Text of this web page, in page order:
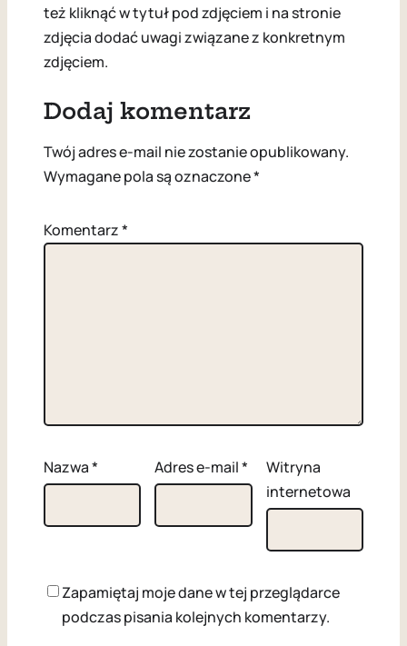
też kliknąć w tytuł pod zdjęciem i na stronie
zdjęcia dodać uwagi związane z konkretnym
zdjęciem.
Dodaj komentarz
Twój adres e-mail nie zostanie opublikowany.
Wymagane pola są oznaczone*
Komentarz*
Nazwa* Adres e-mail*
Witryna
internetowa
Zapamiętaj moje dane w tej przeglądarce
podczas pisania kolejnych komentarzy.